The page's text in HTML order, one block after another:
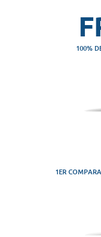
100%
1ER